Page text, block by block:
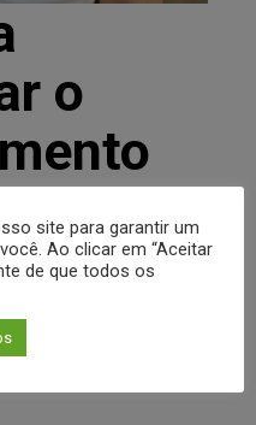
o
e...
do futuro não se
site para garantir um
Ao clicar em “Aceitar
de que todos os